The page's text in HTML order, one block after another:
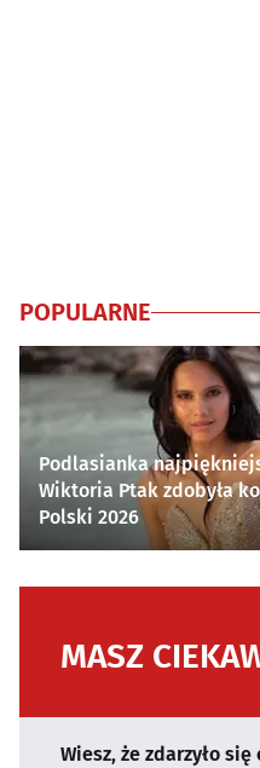
POPULARNE
Podlasianka
Wiktoria Ptak zdobyła
Polski 2026
MASZ
Wiesz, że zdarzyło